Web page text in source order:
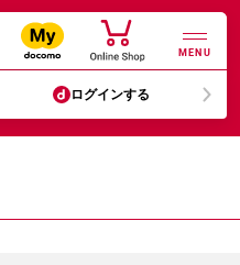
MENU
ログインする